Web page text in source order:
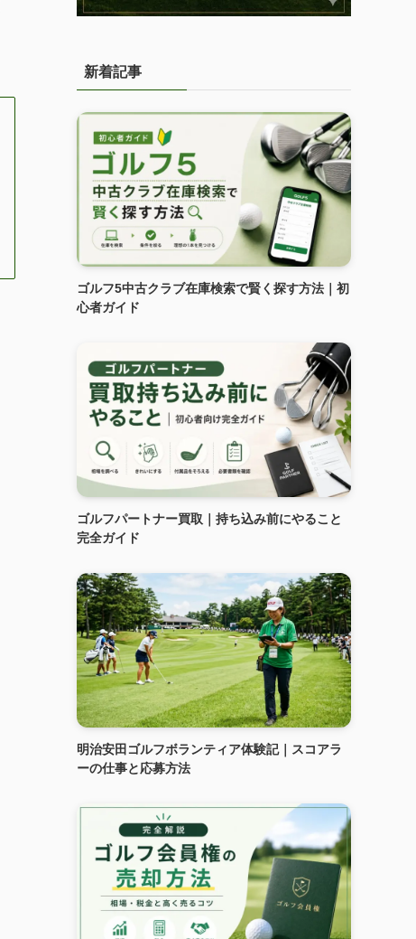
新着記事
ゴルフ5中古クラブ在庫検索で賢く探す方法｜初
心者ガイド
ゴルフパートナー買取｜持ち込み前にやること
完全ガイド
明治安田ゴルフボランティア体験記｜スコアラ
ーの仕事と応募方法